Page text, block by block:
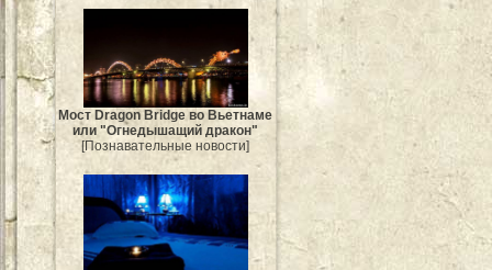
Мост Dragon Bridge во Вьетнаме
или "Огнедышащий дракон"
[Познавательные новости]